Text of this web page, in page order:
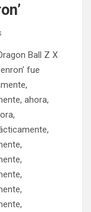
Ball Z X
fue
ahora,